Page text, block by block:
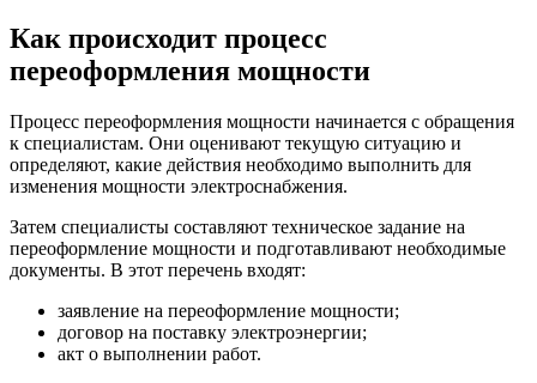
Как происходит процесс
переоформления мощности
Процесс переоформления мощности начинается с обращения
к специалистам. Они оценивают текущую ситуацию и
определяют, какие действия необходимо выполнить для
изменения мощности электроснабжения.
Затем специалисты составляют техническое задание на
переоформление мощности и подготавливают необходимые
документы. В этот перечень входят:
заявление на переоформление мощности;
договор на поставку электроэнергии;
акт о выполнении работ.